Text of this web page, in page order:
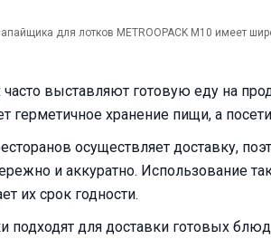
для лотков METROOPACK M10 имеет
часто выставляют готовую еду на
герметичное хранение пищи, а
осуществляет доставку,
и аккуратно. Использование
их срок годности.
подходят для доставки готовых